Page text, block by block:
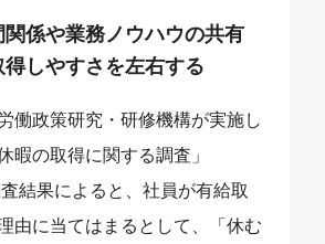
係や業務ノウハウの共有
しやすさを左右する
働政策研究・研修機構が実施し
暇の取得に関する調査」
査結果によると、社員が有給取
由に当てはまるとして、「休む